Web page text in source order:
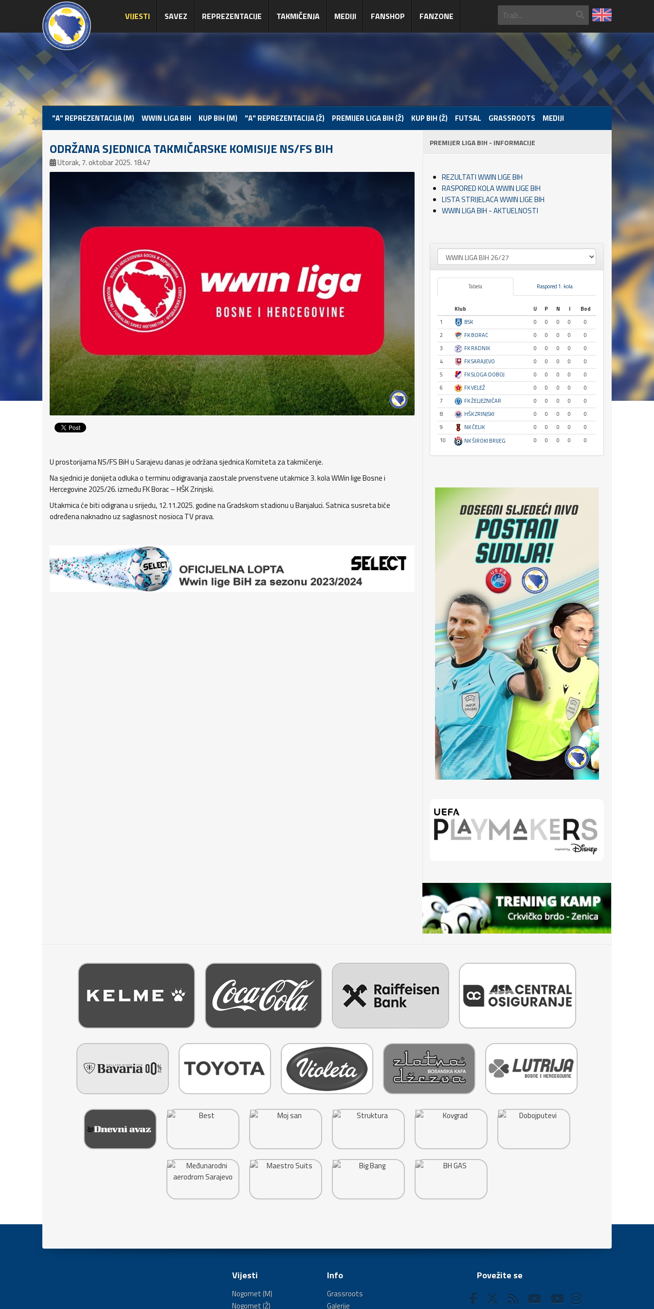
VIJESTI SAVEZ REPREZENTACIJE TAKMIČENJA MEDIJI FANSHOP FANZONE
"A" REPREZENTACIJA (M) WWIN LIGA BIH KUP BIH (M) "A" REPREZENTACIJA (Ž) PREMIJER LIGA BIH (Ž) KUP BIH (Ž) FUTSAL GRASSROOTS MEDIJI
ODRŽANA SJEDNICA TAKMIČARSKE KOMISIJE NS/FS BIH
Utorak, 7. oktobar 2025. 18:47
U prostorijama NS/FS BiH u Sarajevu danas je održana sjednica Komiteta za takmičenje.
Na sjednici je donijeta odluka o terminu odigravanja zaostale prvenstvene utakmice 3. kola WWin lige Bosne i
Hercegovine 2025/26. između FK Borac – HŠK Zrinjski.
Utakmica će biti odigrana u srijedu, 12.11.2025. godine na Gradskom stadionu u Banjaluci. Satnica susreta biće
određena naknadno uz saglasnost nosioca TV prava.
PREMIJER LIGA BIH - INFORMACIJE
REZULTATI WWIN LIGE BIH
RASPORED KOLA WWIN LIGE BIH
LISTA STRIJELACA WWIN LIGE BIH
WWIN LIGA BIH - AKTUELNOSTI
Tabela Raspored 1. kola
Klub U P N I
Bod
1
BSK 0 0 0 0
0
2
FK BORAC 0 0 0 0
0
3
FK RADNIK 0 0 0 0
0
4
FK SARAJEVO 0 0 0 0
0
5
FK SLOGA DOBOJ 0 0 0 0
0
6
FK VELEŽ 0 0 0 0
0
7
FK ŽELJEZNIČAR 0 0 0 0
0
8
HŠK ZRINJSKI 0 0 0 0
0
9
NK ČELIK 0 0 0 0
0
10
NK ŠIROKI BRIJEG 0 0 0 0 0
Vijesti
Nogomet (M)
Nogomet (Ž)
Info
Grassroots
Galerije
Povežite se